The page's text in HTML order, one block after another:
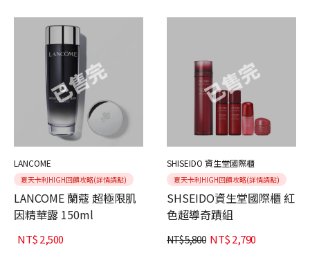
LANCOME
夏天卡利HIGH回饋攻略(詳情請點)
LANCOME 蘭蔻 超極限肌
因精華露 150ml
NT$2,500
SHISEIDO 資生堂國際櫃
夏天卡利HIGH回饋攻略(詳情請點)
SHSEIDO資生堂國際櫃 紅
色超導奇蹟組
NT$5,800 NT$2,790